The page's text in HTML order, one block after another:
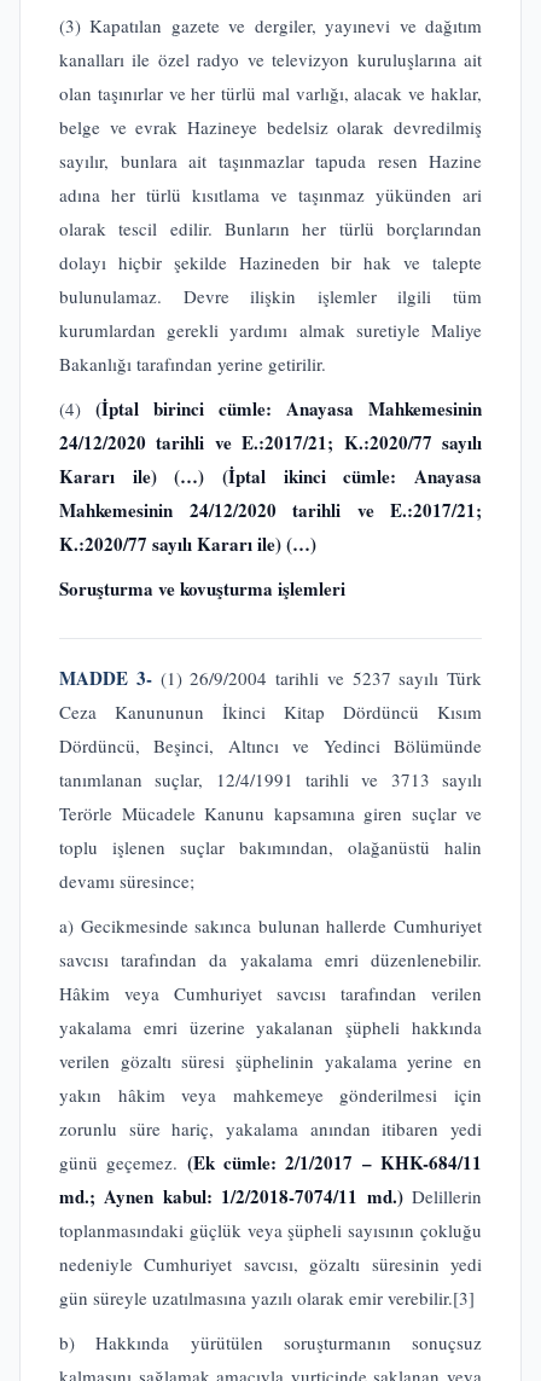
(3) Kapatılan gazete ve dergiler, yayınevi ve dağıtım
kanalları ile özel radyo ve televizyon kuruluşlarına ait
olan taşınırlar ve her türlü mal varlığı, alacak ve haklar,
belge ve evrak Hazineye bedelsiz olarak devredilmiş
sayılır, bunlara ait taşınmazlar tapuda resen Hazine
adına her türlü kısıtlama ve taşınmaz yükünden ari
olarak tescil edilir. Bunların her türlü borçlarından
dolayı hiçbir şekilde Hazineden bir hak ve talepte
bulunulamaz. Devre ilişkin işlemler ilgili tüm
kurumlardan gerekli yardımı almak suretiyle Maliye
Bakanlığı tarafından yerine getirilir.
(4) (İptal birinci cümle: Anayasa Mahkemesinin
24/12/2020 tarihli ve E.:2017/21; K.:2020/77 sayılı
Kararı ile)
(…) (İptal ikinci cümle: Anayasa
Mahkemesinin 24/12/2020 tarihli ve E.:2017/21;
K.:2020/77 sayılı Kararı ile)(…)
Soruşturma ve kovuşturma işlemleri
MADDE 3-(1) 26/9/2004 tarihli ve 5237 sayılı Türk
Ceza Kanununun İkinci Kitap Dördüncü Kısım
Dördüncü, Beşinci, Altıncı ve Yedinci Bölümünde
tanımlanan suçlar, 12/4/1991 tarihli ve 3713 sayılı
Terörle Mücadele Kanunu kapsamına giren suçlar ve
toplu işlenen suçlar bakımından, olağanüstü halin
devamı süresince;
a) Gecikmesinde sakınca bulunan hallerde Cumhuriyet
savcısı tarafından da yakalama emri düzenlenebilir.
Hâkim veya Cumhuriyet savcısı tarafından verilen
yakalama emri üzerine yakalanan şüpheli hakkında
verilen gözaltı süresi şüphelinin yakalama yerine en
yakın hâkim veya mahkemeye gönderilmesi için
zorunlu süre hariç, yakalama anından itibaren yedi
günü geçemez. (Ek cümle: 2/1/2017 – KHK-684/11
md.; Aynen kabul: 1/2/2018-7074/11 md.) Delillerin
toplanmasındaki güçlük veya şüpheli sayısının çokluğu
nedeniyle Cumhuriyet savcısı, gözaltı süresinin yedi
gün süreyle uzatılmasına yazılı olarak emir verebilir.[3]
b) Hakkında yürütülen soruşturmanın sonuçsuz
kalmasını sağlamak amacıyla yurtiçinde saklanan veya